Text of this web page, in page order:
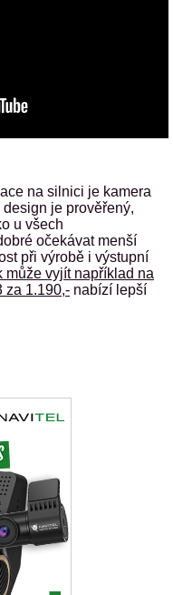
na silnici je kamera
je prověřený,
u všech
očekávat menší
při výrobě i výstupní
může vyjít například na
za 1.190,- nabízí lepší